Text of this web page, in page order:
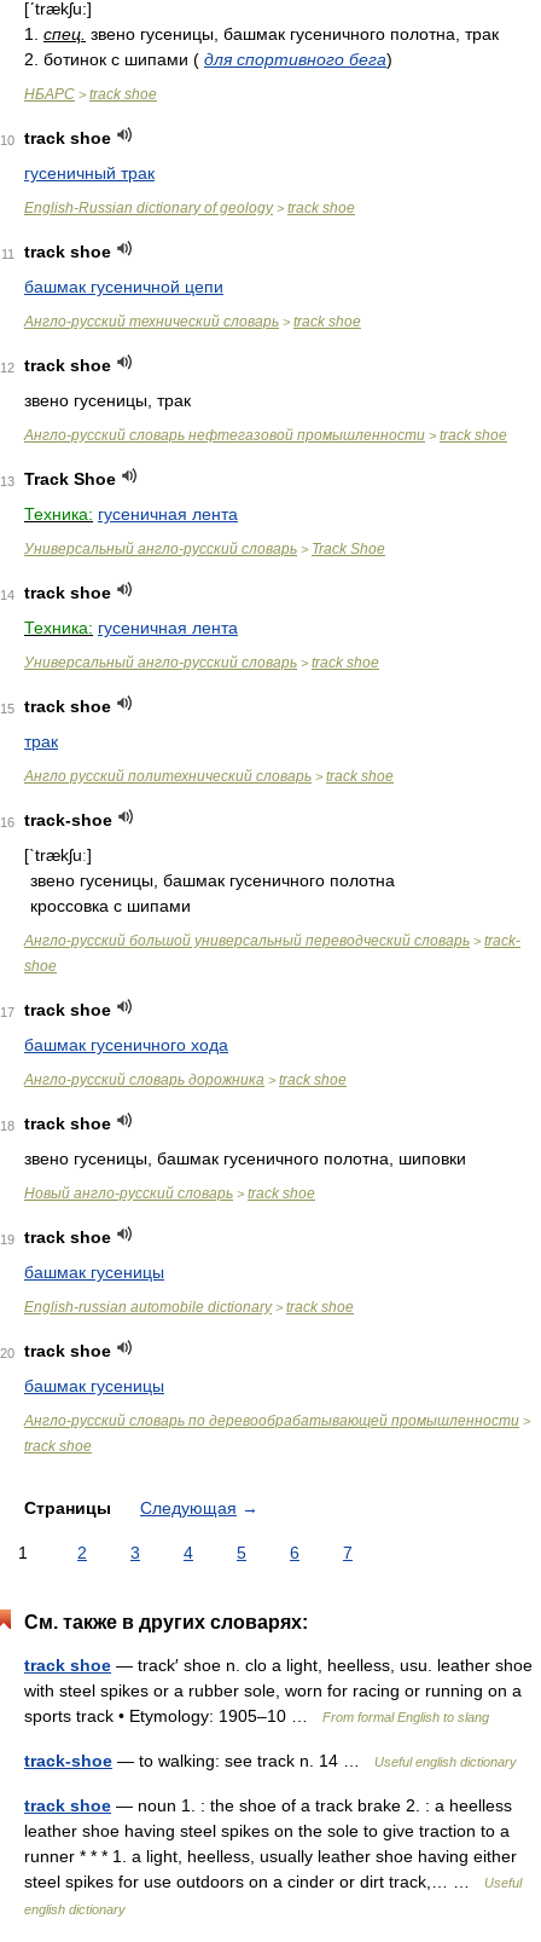
[ʹtrækʃu:]
1. спец. звено гусеницы, башмак гусеничного полотна, трак
2. ботинок с шипами ( для спортивного бега)
НБАРС > track shoe
10
track shoe
гусеничный трак
English-Russian dictionary of geology> track shoe
11
track shoe
башмак гусеничной цепи
Англо-русский технический словарь > track shoe
12
track shoe
звено гусеницы, трак
Англо-русский словарь нефтегазовой промышленности > track shoe
13
Track Shoe
Техника: гусеничная лента
Универсальный англо-русский словарь > Track Shoe
14
track shoe
Техника: гусеничная лента
Универсальный англо-русский словарь > track shoe
15
track shoe
трак
Англо русский политехнический словарь > track shoe
16
track-shoe
[`trækʃuː]
звено гусеницы, башмак гусеничного полотна
кроссовка с шипами
Англо-русский большой универсальный переводческий словарь > track-
shoe
17
track shoe
башмак гусеничного хода
Англо-русский словарь дорожника > track shoe
18
track shoe
звено гусеницы, башмак гусеничного полотна, шиповки
Новый англо-русский словарь > track shoe
19
track shoe
башмак гусеницы
English-russian automobile dictionary> track shoe
20
track shoe
башмак гусеницы
Англо-русский словарь по деревообрабатывающей промышленности >
track shoe
Страницы Следующая →
1 2 3 4 5 6 7
См. также в других словарях:
track shoe — track′ shoe n. clo a light, heelless, usu. leather shoe
with steel spikes or a rubber sole, worn for racing or running on a
sports track • Etymology: 1905–10 …
From formal English to slang
track-shoe — to walking: see track n. 14 … Useful english dictionary
track shoe — noun 1. : the shoe of a track brake 2. : a heelless
leather shoe having steel spikes on the sole to give traction to a
runner * * * 1. a light, heelless, usually leather shoe having either
steel spikes for use outdoors on a cinder or dirt track,… …
Useful
english dictionary